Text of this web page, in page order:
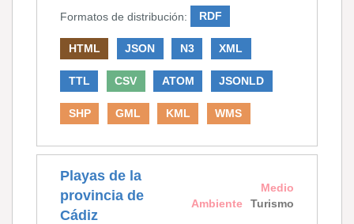
Formatos de distribución: RDF
HTML JSON N3 XML
TTL CSV ATOM JSONLD
SHP GML KML WMS
Playas de la
provincia de
Cádiz
Medio
Ambiente
Turismo